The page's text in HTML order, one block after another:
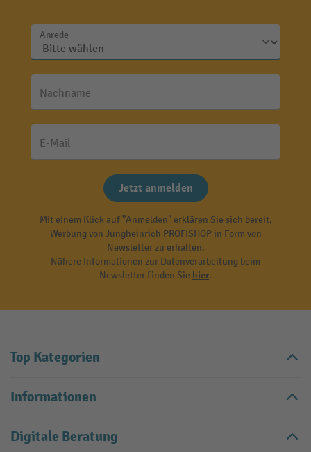
Anrede
Nachname
E-Mail
Jetzt anmelden
Mit einem Klick auf "Anmelden" erklären Sie sich bereit,
Werbung von Jungheinrich PROFISHOP in Form von
Newsletter zu erhalten.
Nähere Informationen zur Datenverarbeitung beim
Newsletter finden Sie hier.
Top Kategorien
Informationen
Digitale Beratung